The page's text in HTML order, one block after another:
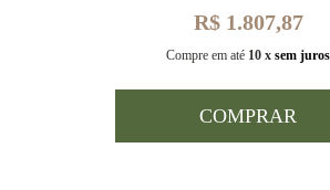
R$ 1.807,87
Compre em até 10 x sem juros
COMPRAR